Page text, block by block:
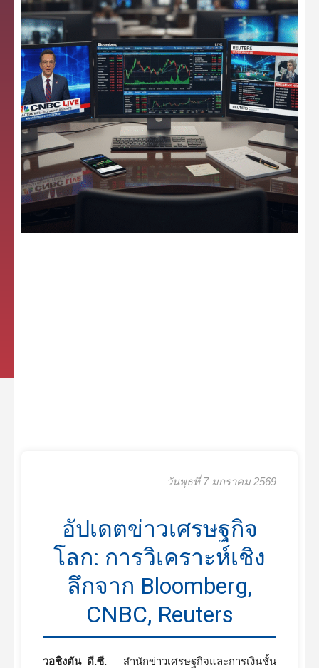
วันพุธที่ 7 มกราคม 2569
อัปเดตข่าวเศรษฐกิจ
โลก: การวิเคราะห์เชิง
ลึกจาก Bloomberg,
CNBC, Reuters
วอชิงตัน ดี.ซี.– สำนักข่าวเศรษฐกิจและการเงินชั้น